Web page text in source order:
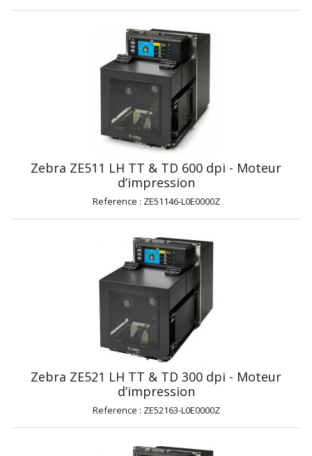
Zebra ZE511 LH TT & TD 600 dpi - Moteur
d’impression
Reference : ZE51146-L0E0000Z
Zebra ZE521 LH TT & TD 300 dpi - Moteur
d’impression
Reference : ZE52163-L0E0000Z